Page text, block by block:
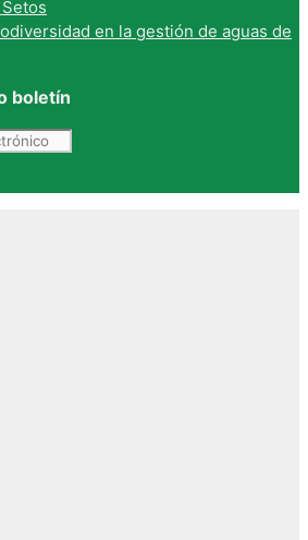
en la gestión de aguas de
boletín